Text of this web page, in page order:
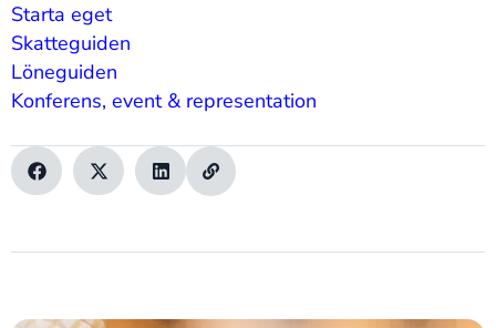
Starta eget
Skatteguiden
Löneguiden
Konferens, event & representation